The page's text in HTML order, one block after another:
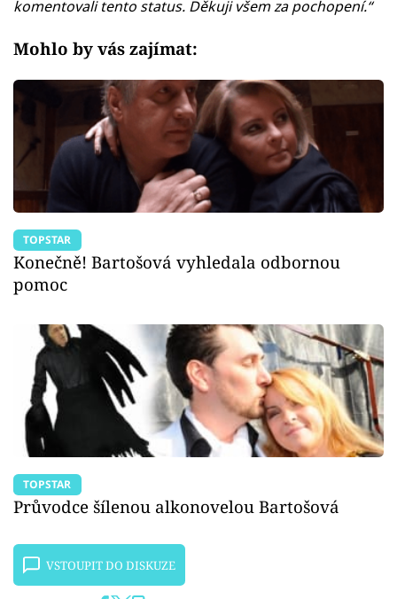
komentovali tento status. Děkuji všem za pochopení.“
Mohlo by vás zajímat:
TOPSTAR
Konečně! Bartošová vyhledala odbornou
pomoc
TOPSTAR
Průvodce šílenou alkonovelou Bartošová
VSTOUPIT DO DISKUZE